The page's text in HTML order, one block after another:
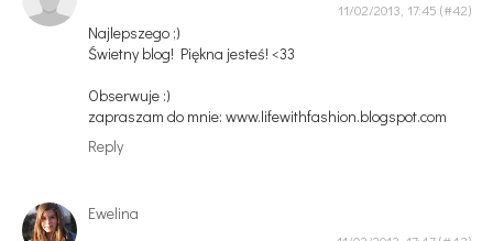
11/02/2013, 17:45
Najlepszego ;)
Świetny blog! Piękna jesteś! <33
Obserwuje :)
zapraszam do mnie: www.lifewithfashion.blogspot.com
Reply
Ewelina